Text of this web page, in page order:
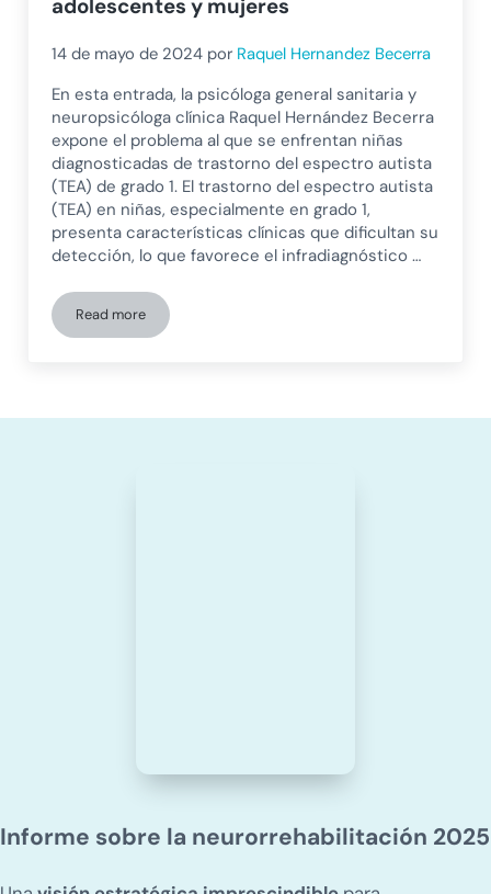
adolescentes y mujeres
14 de mayo de 2024 por Raquel Hernandez Becerra
En esta entrada, la psicóloga general sanitaria y
neuropsicóloga clínica Raquel Hernández Becerra
expone el problema al que se enfrentan niñas
diagnosticadas de trastorno del espectro autista
(TEA) de grado 1. El trastorno del espectro autista
(TEA) en niñas, especialmente en grado 1,
presenta características clínicas que dificultan su
detección, lo que favorece el infradiagnóstico …
Read moreLa invisibilidad del autismo en niñas, adolescentes y mujeres
Informe sobre la neurorrehabilitación 2025